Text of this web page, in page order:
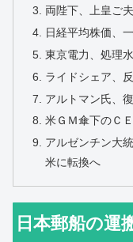
両陛下、上皇ご
日経平均株価、
東京電力、処理
ライドシェア、
アルトマン氏、
米ＧＭ傘下のＣ
アルゼンチン大
米に転換へ
日本郵船の運